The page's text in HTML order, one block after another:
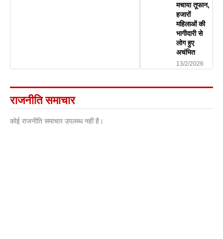
मचाया तूफान,
हजारों
महिलाओं की
भागीदारी से
लोग हुए
अचंभित
13/2/2026
राजनीति समाचार
कोई राजनीति समाचार उपलब्ध नहीं है।